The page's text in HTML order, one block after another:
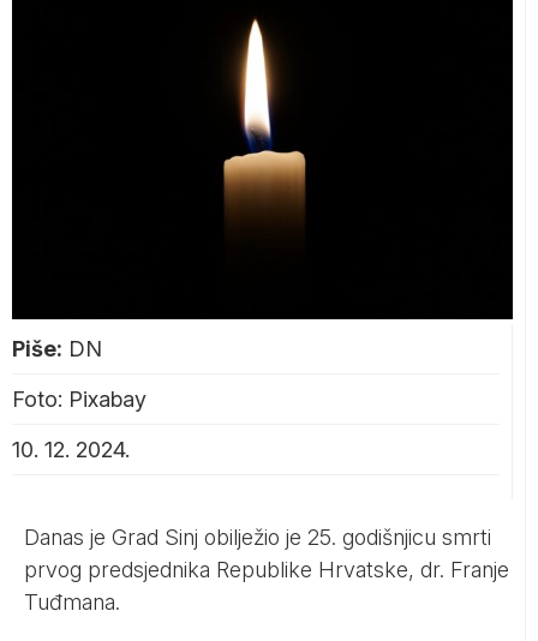
Piše: DN
Foto: Pixabay
10. 12. 2024.
Danas je Grad Sinj obilježio je 25. godišnjicu smrti
prvog predsjednika Republike Hrvatske, dr. Franje
Tuđmana.